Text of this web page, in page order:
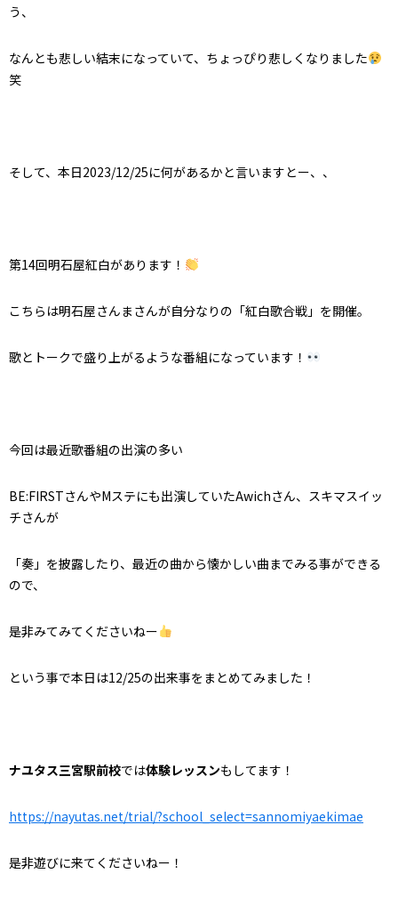
う、
なんとも悲しい結末になっていて、ちょっぴり悲しくなりました
笑
そして、本日2023/12/25に何があるかと言いますとー、、
第14回明石屋紅白があります！
こちらは明石屋さんまさんが自分なりの「紅白歌合戦」を開催。
歌とトークで盛り上がるような番組になっています！
今回は最近歌番組の出演の多い
BE:FIRSTさんやMステにも出演していたAwichさん、スキマスイッ
チさんが
「奏」を披露したり、最近の曲から懐かしい曲までみる事ができる
ので、
是非みてみてくださいねー
という事で本日は12/25の出来事をまとめてみました！
ナユタス三宮駅前校では体験レッスンもしてます！
https://nayutas.net/trial/?school_select=sannomiyaekimae
是非遊びに来てくださいねー！